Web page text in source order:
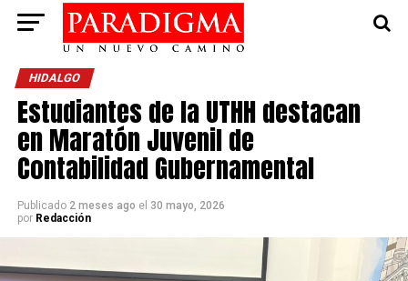
HIDALGO
Estudiantes de la UTHH destacan
en Maratón Juvenil de
Contabilidad Gubernamental
Publicado 2 meses ago el 30 mayo, 2026
por Redacción